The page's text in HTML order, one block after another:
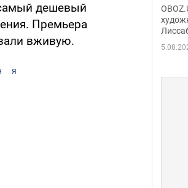
дешевый
Премьера
вживую.
сына